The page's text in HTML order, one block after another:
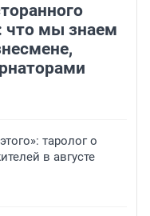
что мы знаем
таролог о
в августе